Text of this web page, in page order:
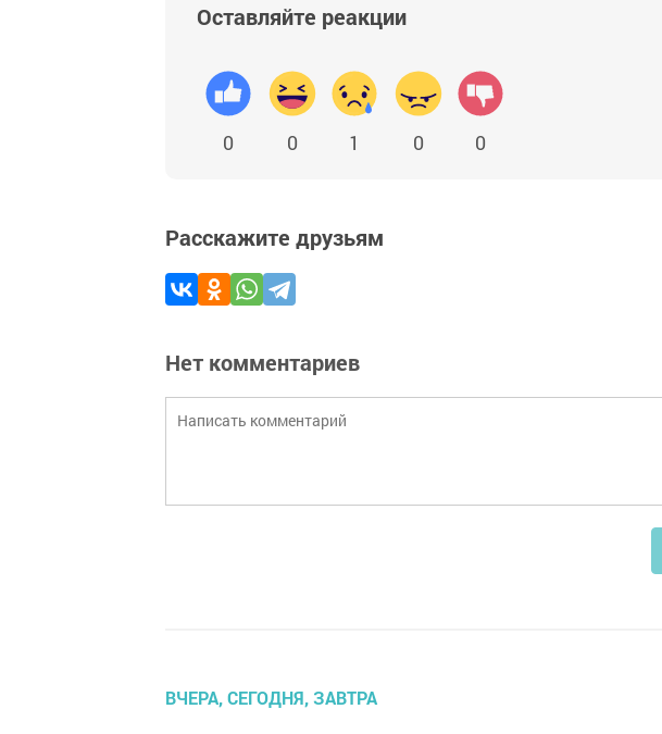
Оставляйте реакции
0 0 1 0 0
Расскажите друзьям
Нет комментариев
ВЧЕРА, СЕГОДНЯ, ЗАВТРА